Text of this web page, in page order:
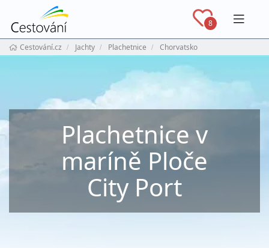
8
Cestování.cz Jachty Plachetnice Chorvatsko
Plachetnice v
maríně Ploče
City Port